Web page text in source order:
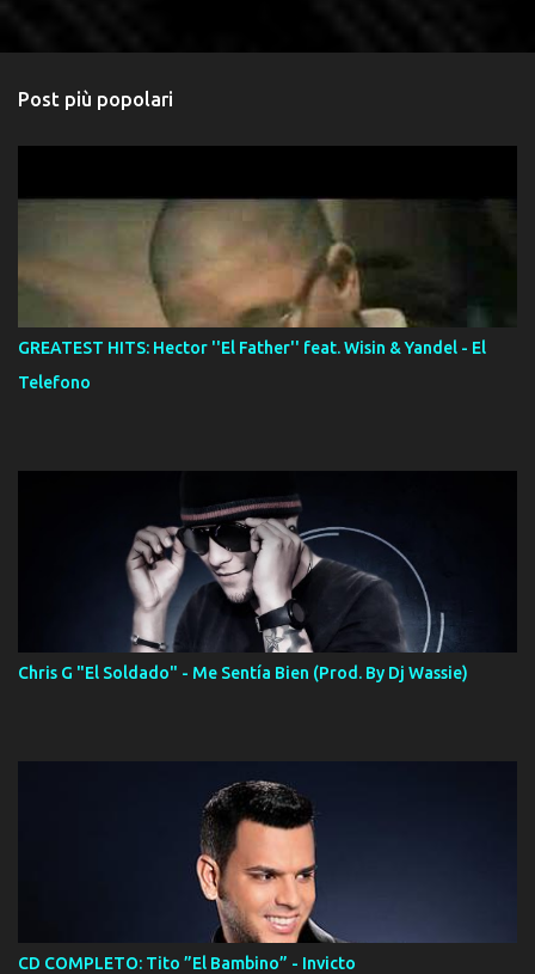
Post più popolari
GREATEST HITS: Hector ''El Father'' feat. Wisin & Yandel - El
Telefono
Chris G "El Soldado" - Me Sentía Bien (Prod. By Dj Wassie)
CD COMPLETO: Tito ”El Bambino” - Invicto